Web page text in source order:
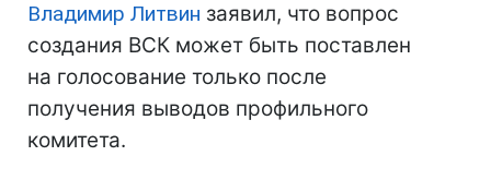
Владимир Литвин заявил, что вопрос
создания ВСК может быть поставлен
на голосование только после
получения выводов профильного
комитета.